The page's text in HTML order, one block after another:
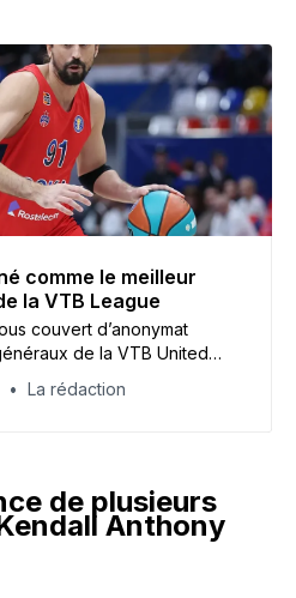
comme le meilleur
la VTB League
couvert d’anonymat
de la VTB United
Express, désigne Alexey
joueur de l’histoire de la
La rédaction
de plusieurs
Anthony